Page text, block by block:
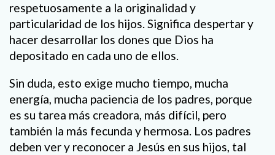
respetuosamente a la originalidad y
particularidad de los hijos. Significa despertar y
hacer desarrollar los dones que Dios ha
depositado en cada uno de ellos.
Sin duda, esto exige mucho tiempo, mucha
energía, mucha paciencia de los padres, porque
es su tarea más creadora, más difícil, pero
también la más fecunda y hermosa. Los padres
deben ver y reconocer a Jesús en sus hijos, tal